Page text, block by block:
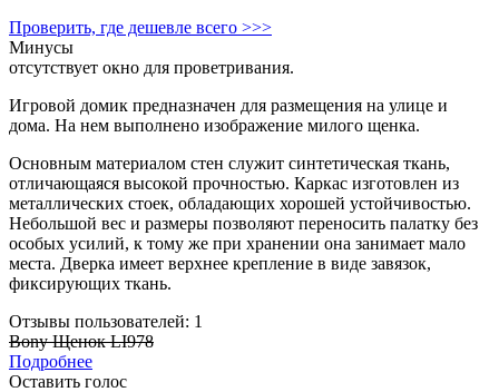
Проверить, где дешевле всего >>>
Минусы
отсутствует окно для проветривания.
Игровой домик предназначен для размещения на улице и
дома. На нем выполнено изображение милого щенка.
Основным материалом стен служит синтетическая ткань,
отличающаяся высокой прочностью. Каркас изготовлен из
металлических стоек, обладающих хорошей устойчивостью.
Небольшой вес и размеры позволяют переносить палатку без
особых усилий, к тому же при хранении она занимает мало
места. Дверка имеет верхнее крепление в виде завязок,
фиксирующих ткань.
Отзывы пользователей: 1
Bony Щенок LI978
Подробнее
Оставить голос